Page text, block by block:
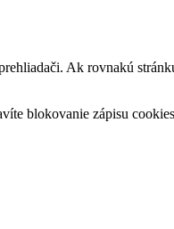
Ak rovnakú
blokovanie zápisu